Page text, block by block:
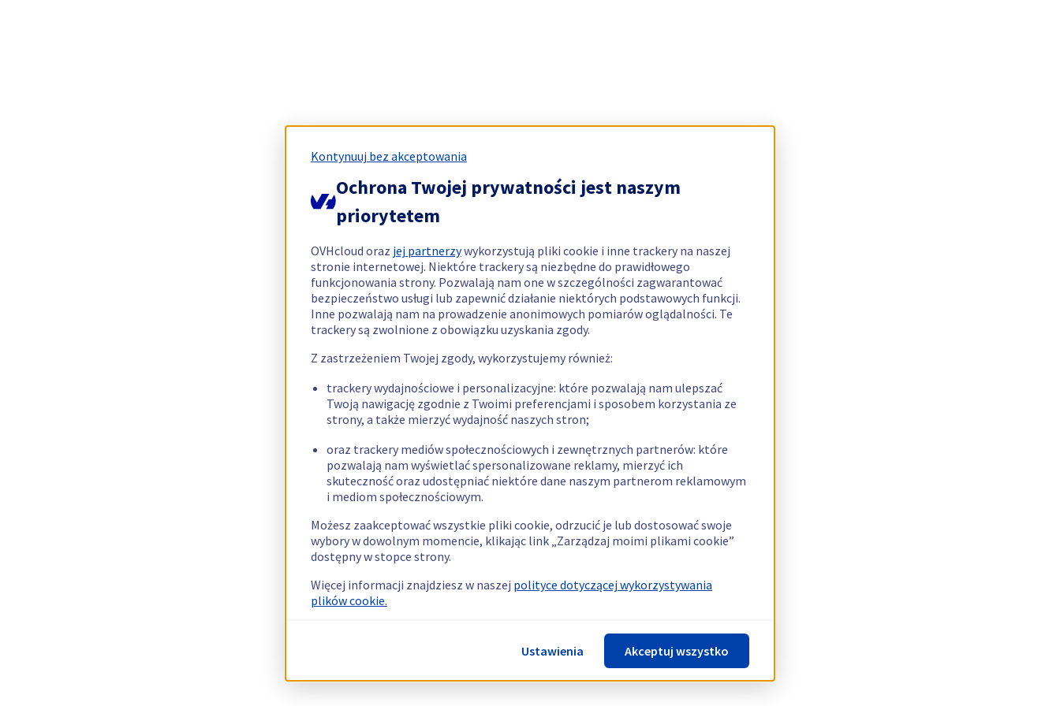
Kontynuuj bez akceptowania
Ochrona Twojej prywatności jest naszym
priorytetem
OVHcloud oraz jej partnerzywykorzystują pliki cookie i inne trackery na naszej
stronie internetowej. Niektóre trackery są niezbędne do prawidłowego
funkcjonowania strony. Pozwalają nam one w szczególności zagwarantować
bezpieczeństwo usługi lub zapewnić działanie niektórych podstawowych funkcji.
Inne pozwalają nam na prowadzenie anonimowych pomiarów oglądalności. Te
trackery są zwolnione z obowiązku uzyskania zgody.
Z zastrzeżeniem Twojej zgody, wykorzystujemy również:
trackery wydajnościowe i personalizacyjne: które pozwalają nam ulepszać
Twoją nawigację zgodnie z Twoimi preferencjami i sposobem korzystania ze
strony, a także mierzyć wydajność naszych stron;
oraz trackery mediów społecznościowych i zewnętrznych partnerów: które
pozwalają nam wyświetlać spersonalizowane reklamy, mierzyć ich
skuteczność oraz udostępniać niektóre dane naszym partnerom reklamowym
i mediom społecznościowym.
Możesz zaakceptować wszystkie pliki cookie, odrzucić je lub dostosować swoje
wybory w dowolnym momencie, klikając link „Zarządzaj moimi plikami cookie”
dostępny w stopce strony.
Więcej informacji znajdziesz w naszej polityce dotyczącej wykorzystywania
plików cookie.
Ustawienia Akceptuj wszystko